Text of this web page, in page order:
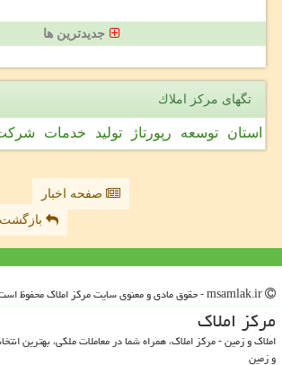
جدیدترین ها
تگهای مركز املاك
استان توسعه رپورتاژ تولید خدمات
صفحه اخبار
مركز املاك
املاک و زمین - مرکز املاک، همراه شما در معاملات ملکی، بهترین
و زمین